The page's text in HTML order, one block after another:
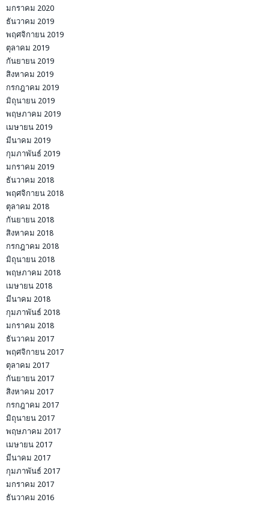
มกราคม 2020
ธันวาคม 2019
พฤศจิกายน 2019
ตุลาคม 2019
กันยายน 2019
สิงหาคม 2019
กรกฎาคม 2019
มิถุนายน 2019
พฤษภาคม 2019
เมษายน 2019
มีนาคม 2019
กุมภาพันธ์ 2019
มกราคม 2019
ธันวาคม 2018
พฤศจิกายน 2018
ตุลาคม 2018
กันยายน 2018
สิงหาคม 2018
กรกฎาคม 2018
มิถุนายน 2018
พฤษภาคม 2018
เมษายน 2018
มีนาคม 2018
กุมภาพันธ์ 2018
มกราคม 2018
ธันวาคม 2017
พฤศจิกายน 2017
ตุลาคม 2017
กันยายน 2017
สิงหาคม 2017
กรกฎาคม 2017
มิถุนายน 2017
พฤษภาคม 2017
เมษายน 2017
มีนาคม 2017
กุมภาพันธ์ 2017
มกราคม 2017
ธันวาคม 2016